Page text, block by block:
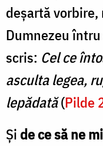
deșartă vorbire,
Dumnezeu
scris: Cel ce
asculta le­gea,
lepădată(Pilde
Și de ce să ne